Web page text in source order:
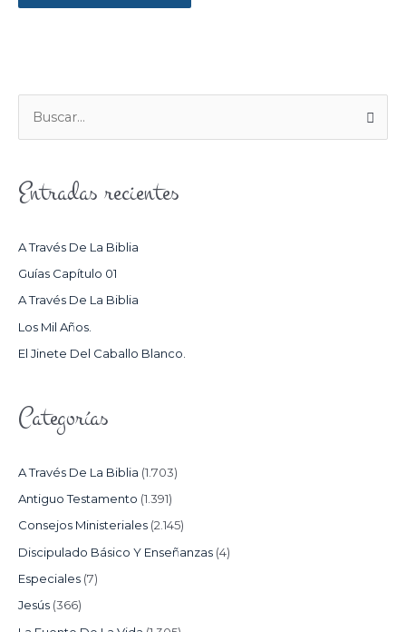
U
C
:
Entradas recientes
A Través De La Biblia
Guías Capítulo 01
A Través De La Biblia
Los Mil Años.
El Jinete Del Caballo Blanco.
Categorías
A Través De La Biblia (1.703)
Antiguo Testamento (1.391)
Consejos Ministeriales (2.145)
Discipulado Básico Y Enseñanzas (4)
Especiales (7)
Jesús (366)